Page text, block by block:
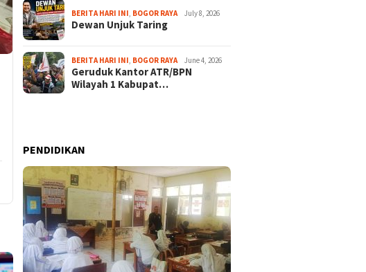
BERITA HARI INI BOGOR RAYA July 8, 2026
Dewan Unjuk Taring
BERITA HARI INI BOGOR RAYA June 4, 2026
Geruduk Kantor ATR/BPN
Wilayah 1 Kabupat…
PENDIDIKAN